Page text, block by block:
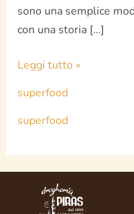
sono una semplice
con una storia […]
Leggi tutto »
superfood
superfood